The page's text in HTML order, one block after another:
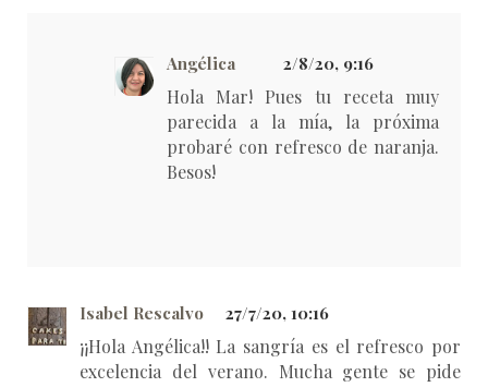
Angélica 2/8/20, 9:16
Hola Mar! Pues tu receta muy
parecida a la mía, la próxima
probaré con refresco de naranja.
Besos!
Isabel Rescalvo 27/7/20, 10:16
¡¡Hola Angélica!! La sangría es el refresco por
excelencia del verano. Mucha gente se pide